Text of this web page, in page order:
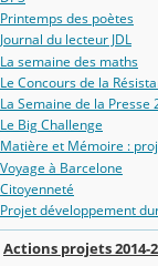
Printemps des poètes
Journal du lecteur JDL
La semaine des maths
Le Concours de la
La Semaine de la Presse
Le Big Challenge
Matière et Mémoire :
Voyage à Barcelone
Citoyenneté
Projet développement
Actions projets 2014-